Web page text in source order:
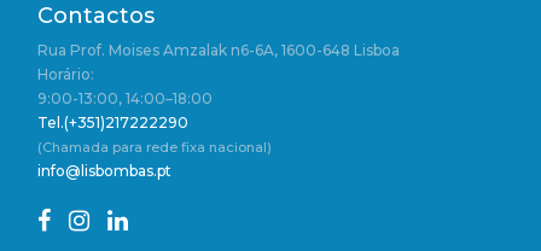
Contactos
Rua Prof. Moises Amzalak n6-6A, 1600-648 Lisboa
Horário:
9:00-13:00, 14:00–18:00
Tel.(+351)217222290
(Chamada para rede fixa nacional)
info@lisbombas.pt